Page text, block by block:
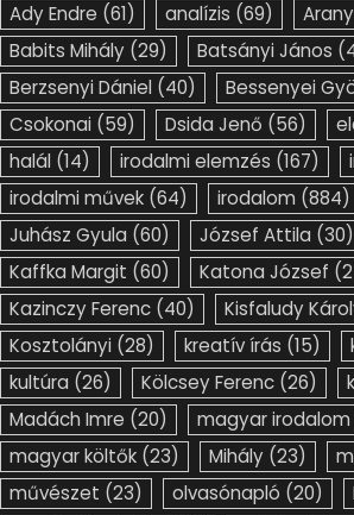
Ady Endre (61) analízis (69)
Babits Mihály (29) Batsányi János
Berzsenyi Dániel (40) Bessenyei
Csokonai (59) Dsida Jenő (56)
halál (14) irodalmi elemzés (167)
irodalmi művek (64) irodalom (884)
Juhász Gyula (60) József Attila (30)
Kaffka Margit (60) Katona József
Kazinczy Ferenc (40) Kisfaludy
Kosztolányi (28) kreatív írás (15)
kultúra (26) Kölcsey Ferenc (26)
Madách Imre (20) magyar irodalom
magyar költők (23) Mihály (23)
művészet (23) olvasónapló (20)